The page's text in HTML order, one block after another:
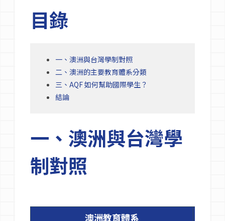
目錄
一、澳洲與台灣學制對照
二、澳洲的主要教育體系分類
三、AQF 如何幫助國際學生？
結論
一、澳洲與台灣學
制對照
澳洲教育體系